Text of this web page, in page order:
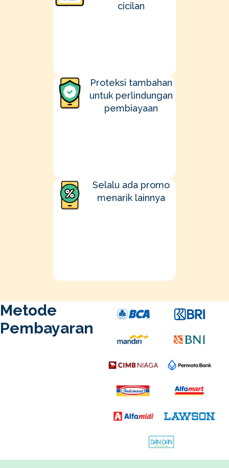
cicilan
Proteksi tambahan
untuk perlindungan
pembiayaan
Selalu ada promo
menarik lainnya
Metode
Pembayaran